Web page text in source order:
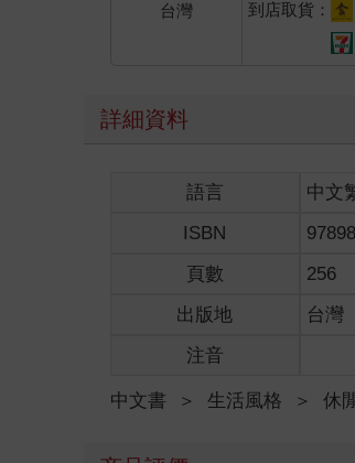
台灣
到店取貨：
詳細資料
語言 中文
ISBN
頁數
256
出版地
台灣
注音
中文書 ＞ 生活風格 ＞ 休